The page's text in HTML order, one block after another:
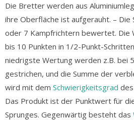
Die Bretter werden aus
ihre Oberfläche ist aufgerauht. – Die
oder 7 Kampfrichtern bewertet. Die
bis 10 Punkten in 1/2-Punkt-
niedrigste Wertung werden z.B. bei
gestrichen, und die Summe der
wird mit dem Schwierigkeitsgrad
Das Produkt ist der Punktwert für
Sprunges. Gegenwärtig besteht das